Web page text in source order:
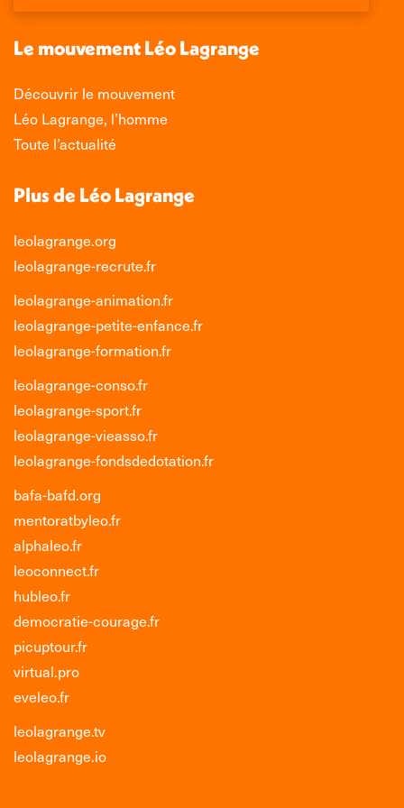
une
fenêtre
une
fenêtre
une
fenêtre
une
nouvelle
fenêtre
Le mouvement Léo Lagrange
Découvrir le mouvement
Léo Lagrange, l’homme
Toute l’actualité
Plus de Léo Lagrange
leolagrange.org
leolagrange-recrute.fr
leolagrange-animation.fr
leolagrange-petite-enfance.fr
leolagrange-formation.fr
leolagrange-conso.fr
leolagrange-sport.fr
leolagrange-vieasso.fr
leolagrange-fondsdedotation.fr
bafa-bafd.org
mentoratbyleo.fr
alphaleo.fr
leoconnect.fr
hubleo.fr
democratie-courage.fr
picuptour.fr
virtual.pro
eveleo.fr
leolagrange.tv
leolagrange.io